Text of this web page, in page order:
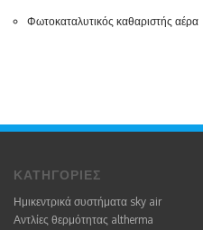
Φωτοκαταλυτικός καθαριστής αέρα
ΚΑΤΗΓΟΡΙΕΣ
Ημικεντρικά συστήματα sky air
Αντλίες θερμότητας altherma